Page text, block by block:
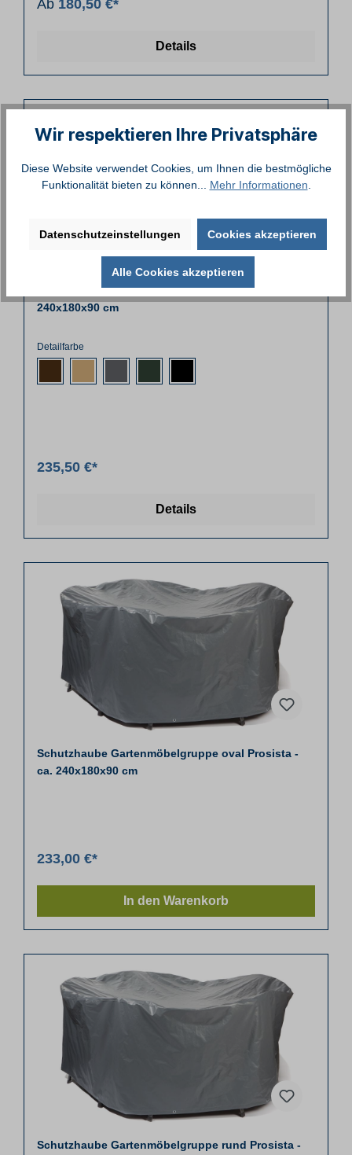
Ab 180,50 €*
Details
Gartenmöbelabdeckung Tisch oval Teak Safe - ca.
240x180x90 cm
Detailfarbe
235,50 €*
Details
Schutzhaube Gartenmöbelgruppe oval Prosista -
ca. 240x180x90 cm
233,00 €*
In den Warenkorb
Schutzhaube Gartenmöbelgruppe rund Prosista -
Wir respektieren Ihre Privatsphäre
Diese Website verwendet Cookies, um Ihnen die bestmögliche
Funktionalität bieten zu können... Mehr Informationen
Datenschutzeinstellungen Cookies akzeptieren
Alle Cookies akzeptieren